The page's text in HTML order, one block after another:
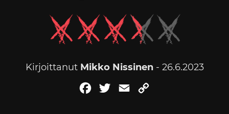
Kirjoittanut Mikko Nissinen- 26.6.2023
FacebookTwitterEmail